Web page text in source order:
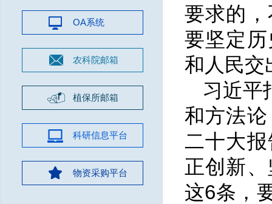
OA系统
农科院邮箱
植保所邮箱
科研信息平台
物资采购平台
要求的
要坚定
和人民交
习近平
和方法
二十大
正创新
这6条，